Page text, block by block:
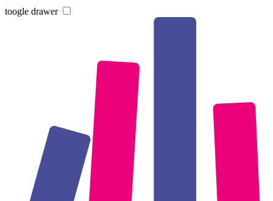
toogle drawer